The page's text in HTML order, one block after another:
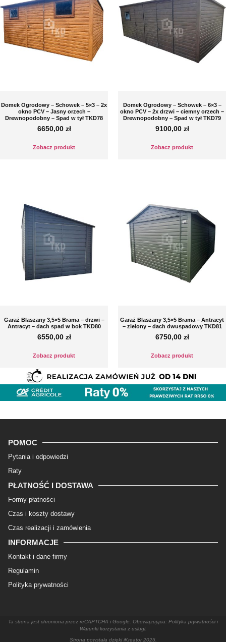
Domek Ogrodowy – Schowek – 5×3 – 2x
okno PCV – Jasny orzech –
Drewnopodobny – Spad w tył TKD78
6650,00 zł
Zobacz produkt
Domek Ogrodowy – Schowek – 6×3 –
okno PCV – 2x drzwi – ciemny orzech –
Drewnopodobny – Spad w tył TKD79
9100,00 zł
Zobacz produkt
Garaż Blaszany 3,5×5 Brama – drzwi –
Antracyt – dach spad w bok TKD80
6550,00 zł
Zobacz produkt
Garaż Blaszany 3,5×5 Brama – Antracyt
– zielony – dach dwuspadowy TKD81
6750,00 zł
Zobacz produkt
POMOC
Pytania i odpowiedzi
Raty
PŁATNOŚĆ I DOSTAWA
Formy płatności
Czas i koszty dostawy
Czas realizacji i zamówienia
INFORMACJE
Kontakt i dane firmy
Regulamin
Polityka prywatności
Ta strona jest chroniona przez reCAPTCHA i Google. Obowiązująca: Polityka prywatności i
Warunki korzystania z usługi.
Strona powstała dziękiiKreator 2025.